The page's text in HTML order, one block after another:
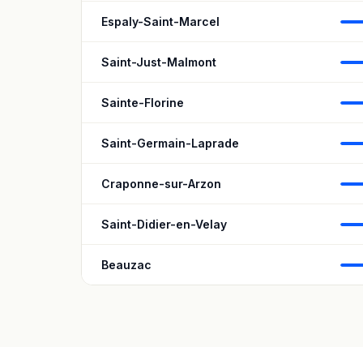
Espaly-Saint-Marcel
Saint-Just-Malmont
Sainte-Florine
Saint-Germain-Laprade
Craponne-sur-Arzon
Saint-Didier-en-Velay
Beauzac